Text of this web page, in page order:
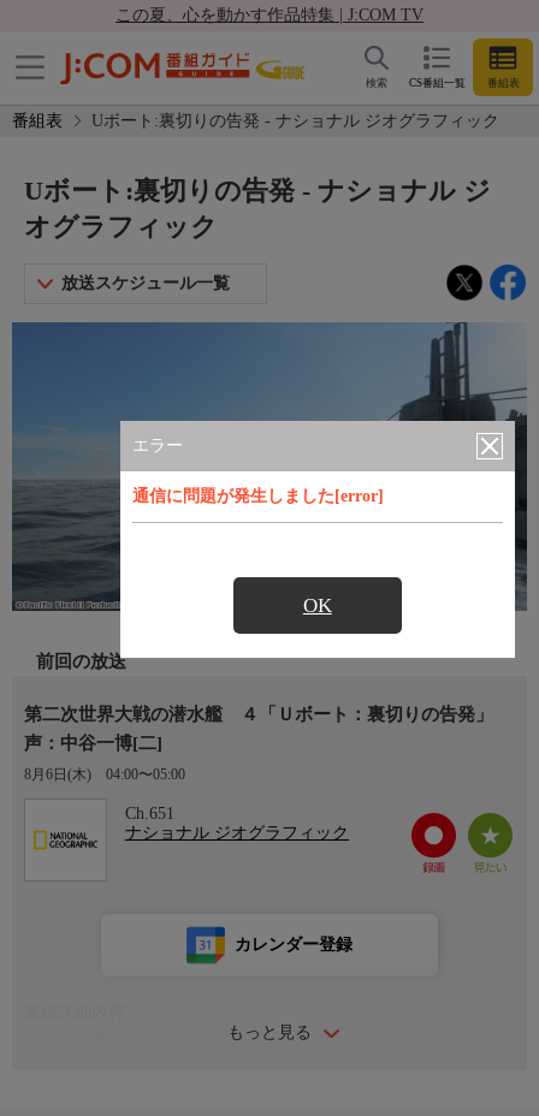
この夏、心を動かす作品特集 | J:COM TV
CS番組一覧 番組表
検索
番組表 Uボート:裏切りの告発 - ナショナル ジオグラフィック
エラー
通信に問題が発生しました[error]
OK
Uボート:裏切りの告発 - ナショナル ジ
オグラフィック
放送スケジュール一覧
前回の放送
第二次世界大戦の潜水艦 ４「Ｕボート：裏切りの告発」
声：中谷一博[二]
8月6日(木) 04:00〜05:00
Ch.651
ナショナル ジオグラフィック
もっと見る
カレンダー登録